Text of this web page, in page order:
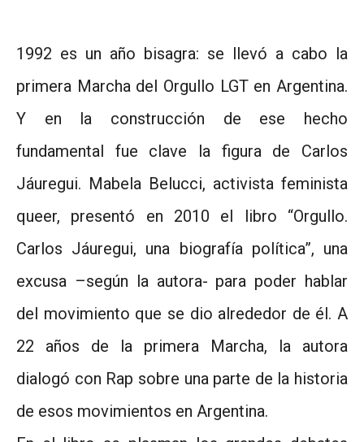
1992 es un año bisagra: se llevó a cabo la
primera Marcha del Orgullo LGT en Argentina.
Y en la construcción de ese hecho
fundamental fue clave la figura de Carlos
Jáuregui. Mabela Belucci, activista feminista
queer, presentó en 2010 el libro “Orgullo.
Carlos Jáuregui, una biografía política”, una
excusa –según la autora- para poder hablar
del movimiento que se dio alrededor de él. A
22 años de la primera Marcha, la autora
dialogó con Rap sobre una parte de la historia
de esos movimientos en Argentina.